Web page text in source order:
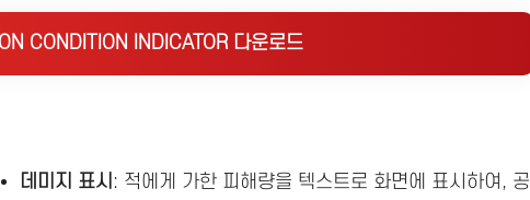
CONDITION INDICATOR 다운로드
데미지 표시 : 적에게 가한 피해량을 텍스트로 화면에 표시하여, 공